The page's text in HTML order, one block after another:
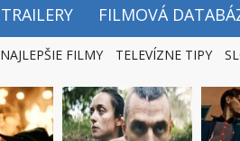
TRAILERY FILMOVÁ
NAJLEPŠIE FILMY TELEVÍZNE TIPY